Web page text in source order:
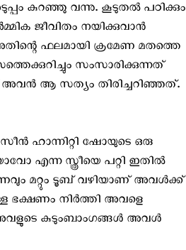
കുറഞ്ഞു വന്നു. കൂടുതല്‍ പഠിക്കും
ജീവിതം നയിക്കുവാന്‍
ഫലമായി ക്രമേണ മതത്തെ
സംസാരിക്കുന്നത്
അവന്‍ ആ സത്യം തിരിച്ചറിഞ്ഞത്.
ഹാന്നിറ്റി ഷോയുടെ ഒരു
എന്ന സ്ത്രീയെ പറ്റി ഇതില്‍
മറ്റും ടൂബ് വഴിയാണ് അവള്‍ക്ക്
ഭക്ഷണം നിര്‍ത്തി അവളെ
കുടുംബാംഗങ്ങള്‍ അവള്‍